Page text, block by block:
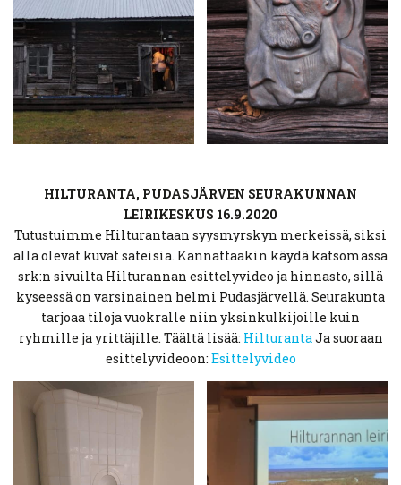
HILTURANTA, PUDASJÄRVEN SEURAKUNNAN
LEIRIKESKUS 16.9.2020
Tutustuimme Hilturantaan syysmyrskyn merkeissä, siksi
alla olevat kuvat sateisia. Kannattaakin käydä katsomassa
srk:n sivuilta Hilturannan esittelyvideo ja hinnasto, sillä
kyseessä on varsinainen helmi Pudasjärvellä. Seurakunta
tarjoaa tiloja vuokralle niin yksinkulkijoille kuin
ryhmille ja yrittäjille. Täältä lisää: HilturantaJa suoraan
esittelyvideoon: Esittelyvideo